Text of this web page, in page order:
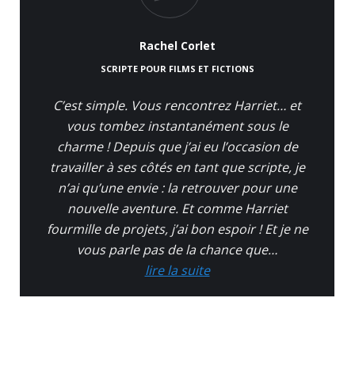
Rachel Corlet
SCRIPTE POUR FILMS ET FICTIONS
C’est simple. Vous rencontrez Harriet… et
vous tombez instantanément sous le
charme ! Depuis que j’ai eu l’occasion de
travailler à ses côtés en tant que scripte, je
n’ai qu’une envie : la retrouver pour une
nouvelle aventure. Et comme Harriet
fourmille de projets, j’ai bon espoir ! Et je ne
vous parle pas de la chance que…
lire la suite